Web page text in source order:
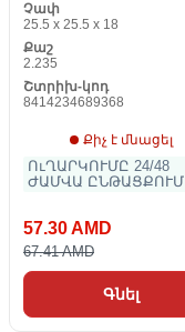
Չափ
25.5 x 25.5 x 18
Քաշ
2.235
Շտրիխ-կոդ
8414234689368
Քիչ է մնացել
ՈւՂԱՐԿՈՒՄԸ 24/48
ԺԱՄՎԱ ԸՆԹԱՑՔՈՒՄ
57.30 AMD
67.41 AMD
Գնել